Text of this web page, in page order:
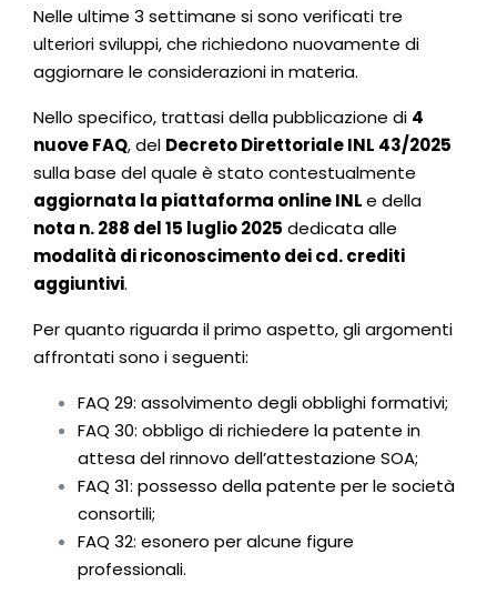
Nelle ultime 3 settimane si sono verificati tre
ulteriori sviluppi, che richiedono nuovamente di
aggiornare le considerazioni in materia.
Nello specifico, trattasi della pubblicazione di 4
nuove FAQ, del Decreto Direttoriale INL 43/2025
sulla base del quale è stato contestualmente
aggiornata la piattaforma online INLe della
nota n. 288 del 15 luglio 2025 dedicata alle
modalità di riconoscimento dei cd. crediti
aggiuntivi.
Per quanto riguarda il primo aspetto, gli argomenti
affrontati sono i seguenti:
FAQ 29: assolvimento degli obblighi formativi;
FAQ 30: obbligo di richiedere la patente in
attesa del rinnovo dell’attestazione SOA;
FAQ 31: possesso della patente per le società
consortili;
FAQ 32: esonero per alcune figure
professionali.